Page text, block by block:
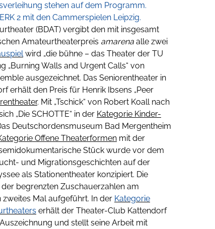
stehen auf dem Programm.
2 mit den Cammerspielen Leipzig.
(BDAT) vergibt den mit insgesamt
Amateurtheaterpreis amarena alle zwei
wird „die bühne – das Theater der TU
„Burning Walls and Urgent Calls“ von
ausgezeichnet. Das Seniorentheater in
erhält den Preis für Henrik Ibsens „Peer
. Mit „Tschick“ von Robert Koall nach
„Die SCHOTTE“ in der Kategorie Kinder-
Deutschordensmuseum Bad Mergentheim
Offene Theaterformen mit der
semidokumentarische Stück wurde vor dem
und Migrationsgeschichten auf der
als Stationentheater konzipiert. Die
begrenzten Zuschauerzahlen am
zweites Mal aufgeführt. In der Kategorie
erhält der Theater-Club Kattendorf
und stellt seine Arbeit mit